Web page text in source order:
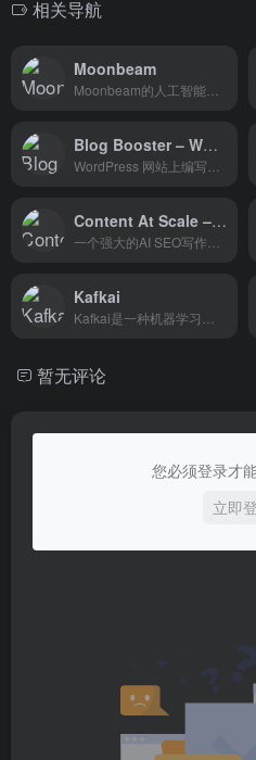
相关导航
Moonbeam
Blog Booster – WordPress 网站上编写并自动发布博客文章
Content At Scale – 推动品牌增长的一体化AI平台
Kafkai
暂无评论
您必须登录才
立即